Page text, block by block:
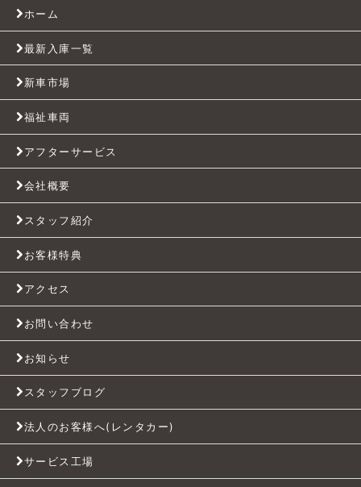
ホーム
最新入庫一覧
新車市場
福祉車両
アフターサービス
会社概要
スタッフ紹介
お客様特典
アクセス
お問い合わせ
お知らせ
スタッフブログ
法人のお客様へ(レンタカー)
サービス工場